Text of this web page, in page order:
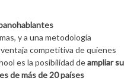
y a una metodología
competitiva de quienes
es la posibilidad deampliar su
de más de 20 países